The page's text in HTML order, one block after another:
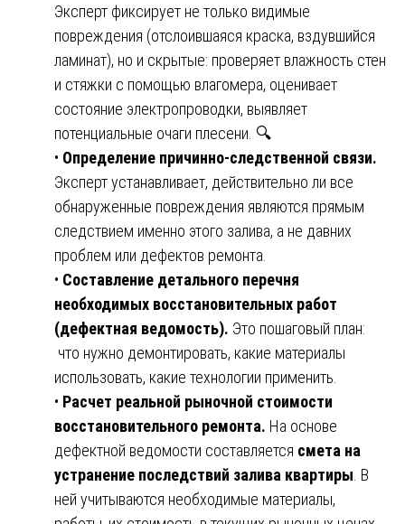
Эксперт фиксирует не только видимые
повреждения (отслоившаяся краска, вздувшийся
ламинат), но и скрытые: проверяет влажность стен
и стяжки с помощью влагомера, оценивает
состояние электропроводки, выявляет
потенциальные очаги плесени. 🔍
• Определение причинно-следственной связи.
Эксперт устанавливает, действительно ли все
обнаруженные повреждения являются прямым
следствием именно этого залива, а не давних
проблем или дефектов ремонта.
• Составление детального перечня
необходимых восстановительных работ
(дефектная ведомость). Это пошаговый план:
что нужно демонтировать, какие материалы
использовать, какие технологии применить.
• Расчет реальной рыночной стоимости
восстановительного ремонта. На основе
дефектной ведомости составляется смета на
устранение последствий залива квартиры . В
ней учитываются необходимые материалы,